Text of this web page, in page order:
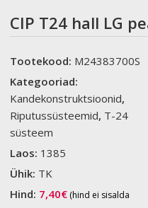
CIP T24 hall LG
Tootekood: M24383700S
Kategooriad:
Kandekonstruktsioonid,
Riputussüsteemid, T-24
süsteem
Laos: 1385
Ühik: TK
Hind: 7,40€ (hind ei sisalda